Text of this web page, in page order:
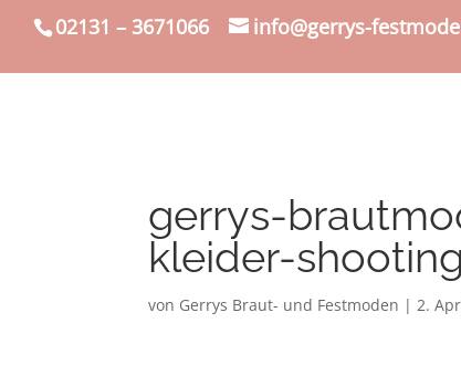
02131 – 3671066 info@gerrys-
gerrys-
kleider-
von Gerrys Braut- und Festmoden |2.